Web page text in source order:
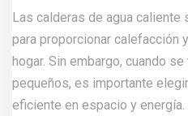
Las calderas de agua caliente
para proporcionar calefacción
hogar. Sin embargo, cuando
pequeños, es importante
eficiente en espacio y energía.